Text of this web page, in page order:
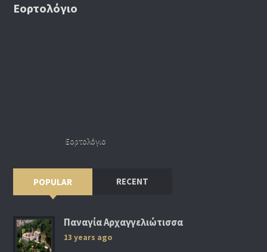
Εορτολόγιο
Εορτολόγιο
POPULAR RECENT
Παναγία Αρχαγγελιώτισσα
13 years ago